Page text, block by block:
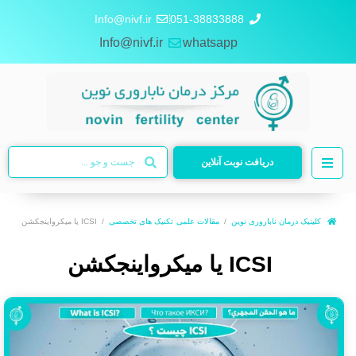
051-38833888
Info@nivf.ir
whatsapp
Info@nivf.ir
دریافت نوبت آنلاین
کلینیک درمان ناباروری نوین مقالات علمی تکنیک های تخصصی ICSI یا میکرواینجکشن
ICSI یا میکرواینجکشن